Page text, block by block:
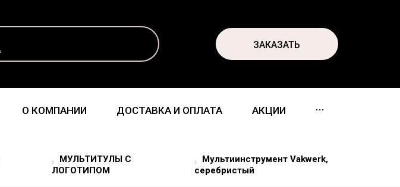
ЗАКАЗАТЬ
О КОМПАНИИ ДОСТАВКА И ОПЛАТА АКЦИИ ...
МУЛЬТИТУЛЫ С
ЛОГОТИПОМ
Мультиинструмент Vakwerk,
серебристый